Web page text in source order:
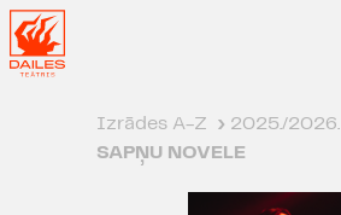
Izrādes A-Z › 2025./2026.
SAPŅU NOVELE